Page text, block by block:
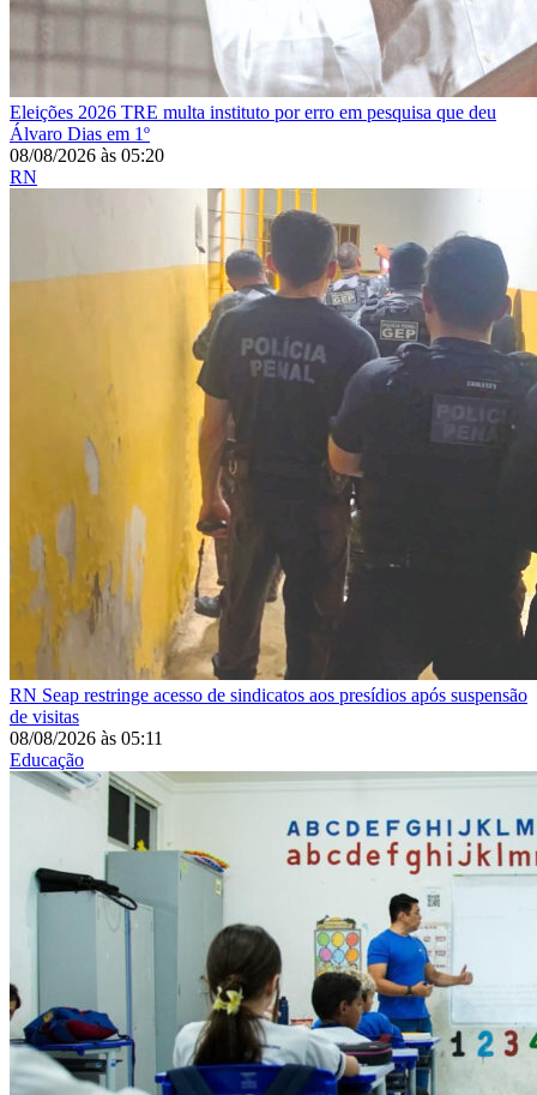
Eleições 2026 TRE multa instituto por erro em pesquisa que deu
Álvaro Dias em 1º
08/08/2026 às 05:20
RN
RN Seap restringe acesso de sindicatos aos presídios após suspensão
de visitas
08/08/2026 às 05:11
Educação